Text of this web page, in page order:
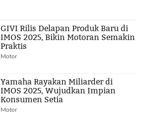
GIVI Rilis Delapan Produk Baru di
IMOS 2025, Bikin Motoran Semakin
Praktis
Motor
Yamaha Rayakan Miliarder di
IMOS 2025, Wujudkan Impian
Konsumen Setia
Motor